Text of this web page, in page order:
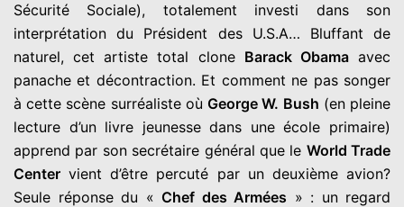
Sécurité Sociale), totalement investi dans son
interprétation du Président des U.S.A… Bluffant de
naturel, cet artiste total clone Barack Obamaavec
panache et décontraction. Et comment ne pas songer
à cette scène surréaliste oùGeorge W. Bush (en pleine
lecture d’un livre jeunesse dans une école primaire)
apprend par son secrétaire général que le World Trade
Center vient d’être percuté par un deuxième avion?
Seule réponse du « Chef des Armées » : un regard